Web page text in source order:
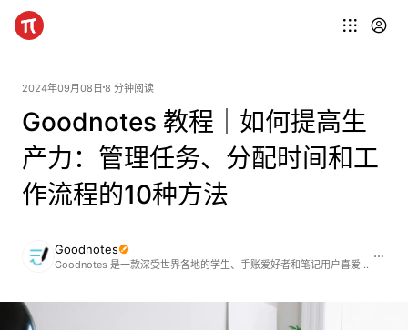
2024年09月08日 8 分钟阅读
Goodnotes 教程｜如何提高生
产力：管理任务、分配时间和工
作流程的10种方法
Goodnotes
Goodnotes 是一款深受世界各地的学生、手账爱好者和笔记用户喜爱的笔记应用。